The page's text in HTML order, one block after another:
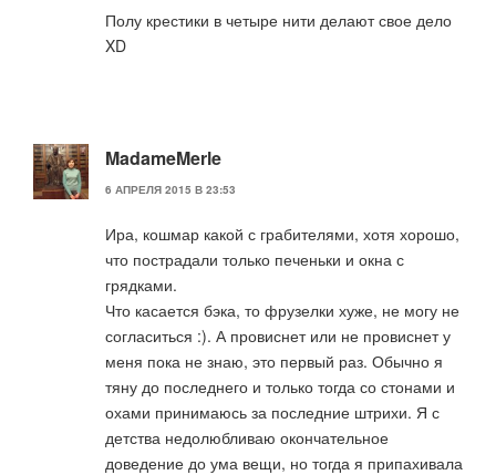
Полу крестики в четыре нити делают свое дело
XD
MadameMerle
6 АПРЕЛЯ 2015 В 23:53
Ира, кошмар какой с грабителями, хотя хорошо,
что пострадали только печеньки и окна с
грядками.
Что касается бэка, то фрузелки хуже, не могу не
согласиться :). А провиснет или не провиснет у
меня пока не знаю, это первый раз. Обычно я
тяну до последнего и только тогда со стонами и
охами принимаюсь за последние штрихи. Я с
детства недолюбливаю окончательное
доведение до ума вещи, но тогда я припахивала